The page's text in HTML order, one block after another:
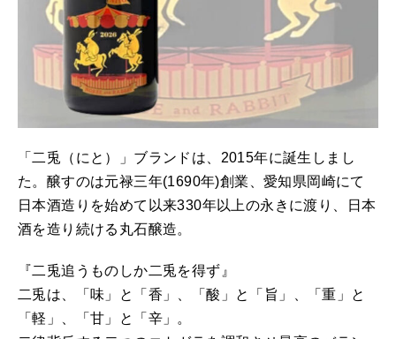
「二兎（にと）」ブランドは、2015年に誕生しまし
た。醸すのは元禄三年(1690年)創業、愛知県岡崎にて
日本酒造りを始めて以来330年以上の永きに渡り、日本
酒を造り続ける丸石醸造。
『二兎追うものしか二兎を得ず』
二兎は、「味」と「香」、「酸」と「旨」、「重」と
「軽」、「甘」と「辛」。